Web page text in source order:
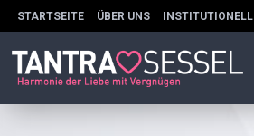
STARTSEITE ÜBER UNS INSTITUTIONELL